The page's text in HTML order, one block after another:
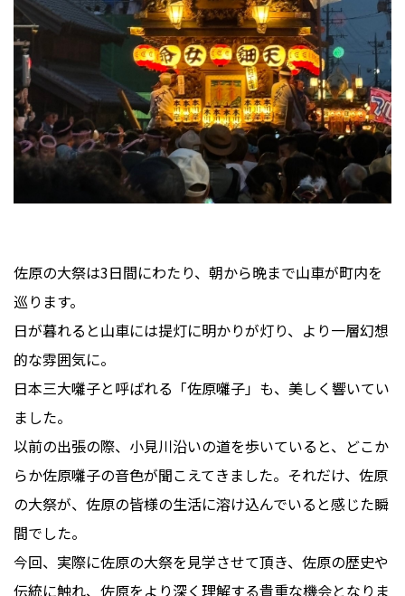
佐原の大祭は3日間にわたり、朝から晩まで山車が町内を
巡ります。
日が暮れると山車には提灯に明かりが灯り、より一層幻想
的な雰囲気に。
日本三大囃子と呼ばれる「佐原囃子」も、美しく響いてい
ました。
以前の出張の際、小見川沿いの道を歩いていると、どこか
らか佐原囃子の音色が聞こえてきました。それだけ、佐原
の大祭が、佐原の皆様の生活に溶け込んでいると感じた瞬
間でした。
今回、実際に佐原の大祭を見学させて頂き、佐原の歴史や
伝統に触れ、佐原をより深く理解する貴重な機会となりま